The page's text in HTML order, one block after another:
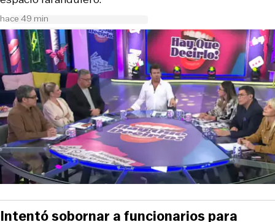
hace 49 min
Intentó sobornar a funcionarios para